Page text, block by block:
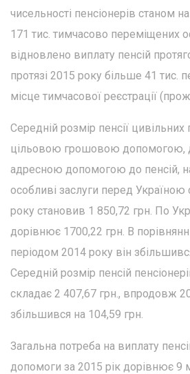
чисельності пенсіонерів станом
171 тис. тимчасово переміщених
відновлено виплату пенсій
протязі 2015 року більше 41 тис.
місце тимчасової реєстрації
Середній розмір пенсії цивільних
цільовою грошовою
адресною допомогою до пенсій,
особливі заслуги перед Україною
року становив 1 850,72 грн. По
дорівнює 1700,22 грн. В
періодом 2014 року він
Середній розмір пенсій
складає 2 407,67 грн., впродовж
збільшився на 104,59 грн.
Загальна потреба на виплату
допомоги за 2015 рік дорівнює 9